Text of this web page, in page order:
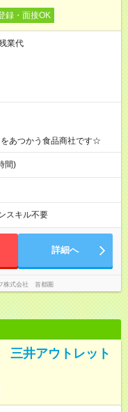
録・面接OK
業代
あつかう食品商社です☆
間)
スキル不要
詳細へ
株式会社 首都圏
三井アウトレット